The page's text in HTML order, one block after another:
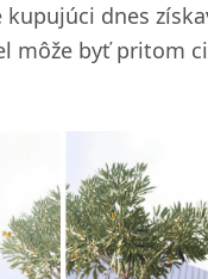
kupujúci dnes
môže byť pritom